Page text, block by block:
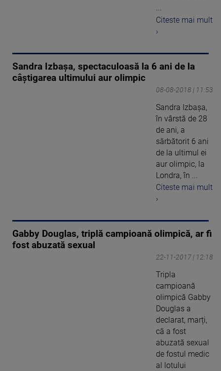
...
Citeste mai mult
›
Sandra Izbașa, spectaculoasă la 6 ani de la
câștigarea ultimului aur olimpic
08-08-2018 | 11:53
Sandra Izbașa,
în vârstă de 28
de ani, a
sărbătorit 6 ani
de la ultimul ei
aur olimpic, la
Londra, în ...
Citeste mai mult
›
Gabby Douglas, triplă campioană olimpică, ar fi
fost abuzată sexual
22-11-2017 | 12:18
Tripla
campioană
olimpică Gabby
Douglas a
declarat, marți,
că a fost
abuzată sexual
de fostul medic
al lotului